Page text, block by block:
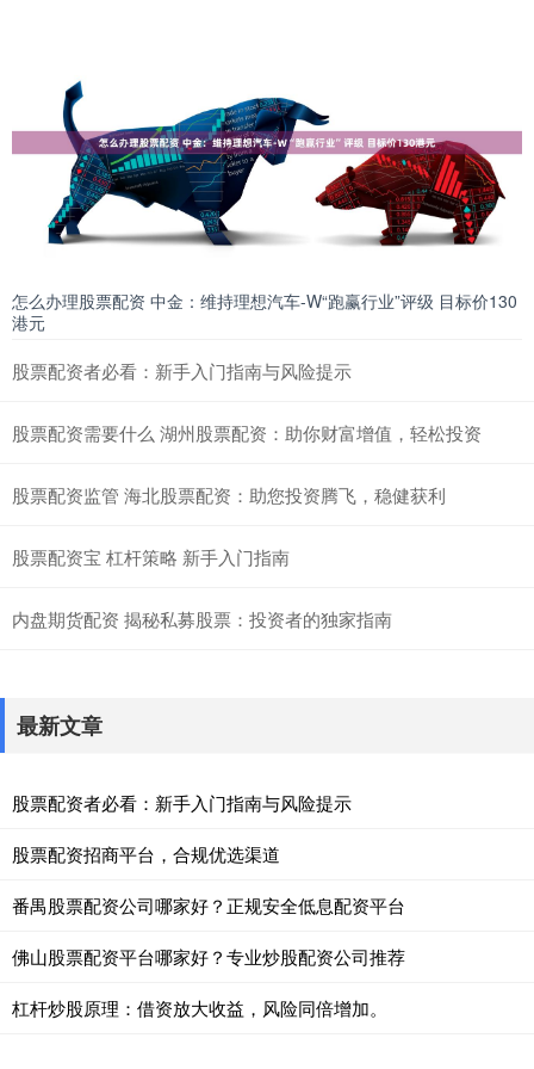
怎么办理股票配资 中金：维持理想汽车-W“跑赢行业”评级 目标价130
港元
股票配资者必看：新手入门指南与风险提示
股票配资需要什么 湖州股票配资：助你财富增值，轻松投资
股票配资监管 海北股票配资：助您投资腾飞，稳健获利
股票配资宝 杠杆策略 新手入门指南
内盘期货配资 揭秘私募股票：投资者的独家指南
最新文章
股票配资者必看：新手入门指南与风险提示
股票配资招商平台，合规优选渠道
番禺股票配资公司哪家好？正规安全低息配资平台
佛山股票配资平台哪家好？专业炒股配资公司推荐
杠杆炒股原理：借资放大收益，风险同倍增加。